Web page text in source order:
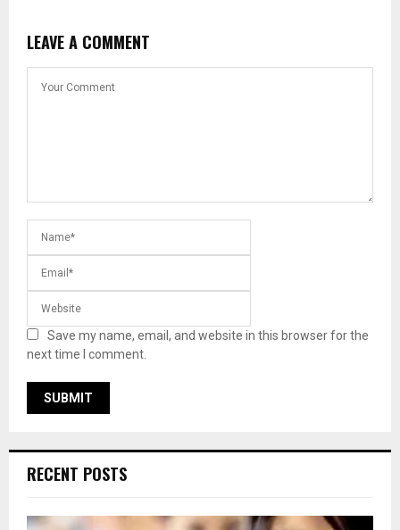
LEAVE A COMMENT
Save my name, email, and website in this browser for the
next time I comment.
RECENT POSTS